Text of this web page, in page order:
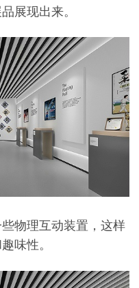
展现出来。
物理互动装置，这样
味性。